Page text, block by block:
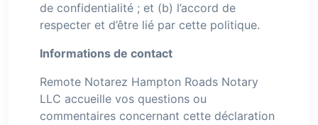
de confidentialité ; et (b) l’accord de
respecter et d’être lié par cette politique.
Informations de contact
Remote Notarez Hampton Roads Notary
LLC accueille vos questions ou
commentaires concernant cette déclaration